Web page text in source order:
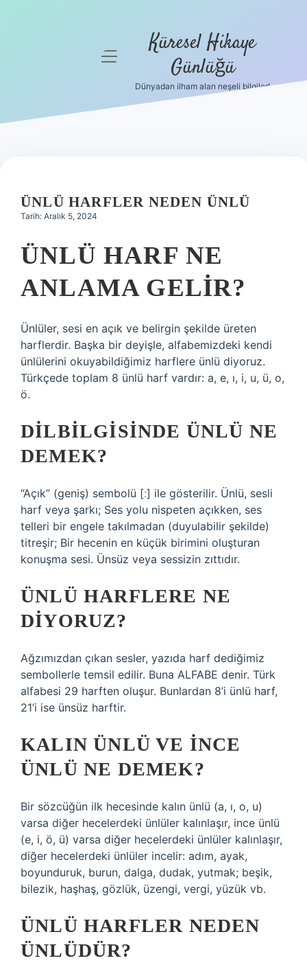
Hakkımızda
menüyü
Küresel Hikaye
Günlüğü
Dünyadan ilham alan neşeli bilgiler!
ÜNLÜ HARFLER NEDEN ÜNLÜ
Tarih: Aralık 5, 2024
ÜNLÜ HARF NE
ANLAMA GELIR?
Ünlüler, sesi en açık ve belirgin şekilde üreten
harflerdir. Başka bir deyişle, alfabemizdeki kendi
ünlülerini okuyabildiğimiz harflere ünlü diyoruz.
Türkçede toplam 8 ünlü harf vardır: a, e, ı, i, u, ü, o,
ö.
DILBILGISINDE ÜNLÜ NE
DEMEK?
“Açık” (geniş) sembolü [ː] ile gösterilir. Ünlü, sesli
harf veya şarkı; Ses yolu nispeten açıkken, ses
telleri bir engele takılmadan (duyulabilir şekilde)
titreşir; Bir hecenin en küçük birimini oluşturan
konuşma sesi. Ünsüz veya sessizin zıttıdır.
ÜNLÜ HARFLERE NE
DIYORUZ?
Ağzımızdan çıkan sesler, yazıda harf dediğimiz
sembollerle temsil edilir. Buna ALFABE denir. Türk
alfabesi 29 harften oluşur. Bunlardan 8’i ünlü harf,
21’i ise ünsüz harftir.
KALIN ÜNLÜ VE INCE
ÜNLÜ NE DEMEK?
Bir sözcüğün ilk hecesinde kalın ünlü (a, ı, o, u)
varsa diğer hecelerdeki ünlüler kalınlaşır, ince ünlü
(e, i, ö, ü) varsa diğer hecelerdeki ünlüler kalınlaşır,
diğer hecelerdeki ünlüler incelir: adım, ayak,
boyunduruk, burun, dalga, dudak, yutmak; beşik,
bilezik, haşhaş, gözlük, üzengi, vergi, yüzük vb.
ÜNLÜ HARFLER NEDEN
ÜNLÜDÜR?